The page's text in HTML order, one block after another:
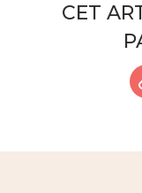
CET